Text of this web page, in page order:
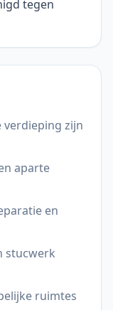
tegen
verdieping zijn
aparte
en
stucwerk
ruimtes